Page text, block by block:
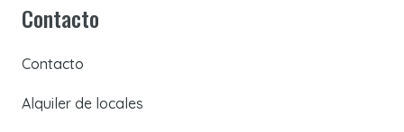
Contacto
Contacto
Alquiler de locales